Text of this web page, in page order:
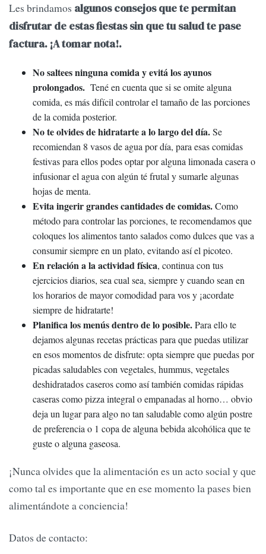
Les brindamos algunos consejos que te permitan
disfrutar de estas fiestas sin que tu salud te pase
factura. ¡A tomar nota!.
No saltees ninguna comida y evitá los ayunos
prolongados. Tené en cuenta que si se omite alguna
comida, es más difícil controlar el tamaño de las porciones
de la comida posterior.
No te olvides de hidratarte a lo largo del día.Se
recomiendan 8 vasos de agua por día, para esas comidas
festivas para ellos podes optar por alguna limonada casera o
infusionar el agua con algún té frutal y sumarle algunas
hojas de menta.
Evita ingerir grandes cantidades de comidas.Como
método para controlar las porciones, te recomendamos que
coloques los alimentos tanto salados como dulces que vas a
consumir siempre en un plato, evitando así el picoteo.
En relación a la actividad física, continua con tus
ejercicios diarios, sea cual sea, siempre y cuando sean en
los horarios de mayor comodidad para vos y ¡acordate
siempre de hidratarte!
Planifica los menús dentro de lo posible.Para ello te
dejamos algunas recetas prácticas para que puedas utilizar
en esos momentos de disfrute: opta siempre que puedas por
picadas saludables con vegetales, hummus, vegetales
deshidratados caseros como así también comidas rápidas
caseras como pizza integral o empanadas al horno… obvio
deja un lugar para algo no tan saludable como algún postre
de preferencia o 1 copa de alguna bebida alcohólica que te
guste o alguna gaseosa.
¡Nunca olvides que la alimentación es un acto social y que
como tal es importante que en ese momento la pases bien
alimentándote a conciencia!
Datos de contacto: